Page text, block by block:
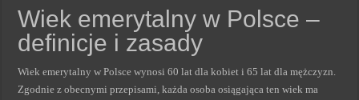
Wiek emerytalny w Polsce –
definicje i zasady
Wiek emerytalny w Polsce wynosi 60 lat dla kobiet i 65 lat dla mężczyzn.
Zgodnie z obecnymi przepisami, każda osoba osiągająca ten wiek ma